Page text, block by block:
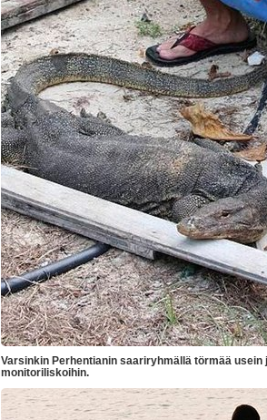
Varsinkin Perhentianin saariryhmällä törmää
monitoriliskoihin.